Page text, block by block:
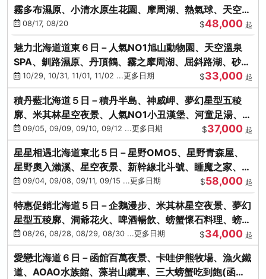
霧多布濕原、小清水原生花園、摩周湖、熱氣球、天空溫
泉SPA、螃蟹吃到飽
08/17, 08/20 $48,000 起
魅力北海道道東６日－人氣NO1旭山動物園、天空溫泉
SPA、釧路濕原、丹頂鶴、霧之摩周湖、屈斜路湖、砂湯
體驗10/29, 10/31, 11/01, 11/02 ...更多日期 $33,000 起
積丹藍北海道５日－積丹半島、神威岬、夢幻星型五稜
廓、米其林星空夜景、人氣NO1小丑漢堡、河童足湯、奇
幻燈遊步道、璀璨溪谷
09/05, 09/09, 09/10, 09/12 ...更多日期 $37,000 起
星星相遇北海道東北５日－星野OMO5、星野青森屋、
星野奧入瀨溪、星空夜景、新幹線北斗號、睡魔之家、十
和田湖(不進免稅店)
09/04, 09/08, 09/11, 09/15 ...更多日期 $58,000 起
特惠促銷北海道５日－企鵝漫步、米其林星空夜景、夢幻
星型五稜廓、洞爺花火、啤酒暢飲、螃蟹懷石料理、螃蟹
吃到飽
08/26, 08/28, 08/29, 08/30 ...更多日期 $34,000 起
愛戀北海道６日－函館百萬夜景、卡哇伊熊牧場、漁火鐵
道、AOAO水族館、藻岩山纜車、三大螃蟹吃到飽(函館/